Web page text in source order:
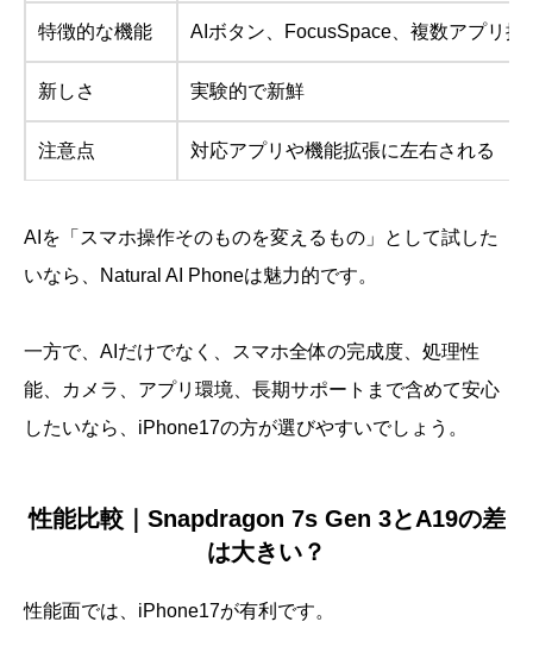
特徴的な機能 AIボタン、FocusSpace、複数アプリ操
新しさ 実験的で新鮮
注意点 対応アプリや機能拡張に左右される
AIを「スマホ操作そのものを変えるもの」として試した
いなら、Natural AI Phoneは魅力的です。
一方で、AIだけでなく、スマホ全体の完成度、処理性
能、カメラ、アプリ環境、長期サポートまで含めて安心
したいなら、iPhone17の方が選びやすいでしょう。
性能比較｜Snapdragon 7s Gen 3とA19の差
は大きい？
性能面では、iPhone17が有利です。